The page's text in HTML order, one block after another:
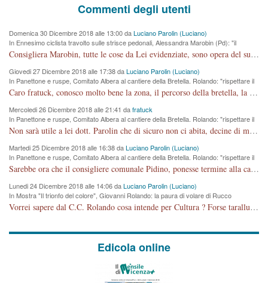
Commenti degli utenti
Domenica 30 Dicembre 2018 alle 13:00 daLuciano Parolin (Luciano)
In Ennesimo ciclista travolto sulle strisce pedonali, Alessandra Marobin (Pd): "il
Comune si svegli"
Consigliera Marobin, tutte le cose da Lei evidenziate, sono opera del suo ex Assessore e compagno di Partito Antonio Marco Dalla Pozza Assessore alla "progettazione" di piste ciclabili e altre porcherie. A lui manderei il conto da saldare per incidenti e danni alle persone. E' ora che "finiamola." Avete perso rassegnatevi. qui IL SINDACO RUCCO NON C'ENTRA PER NIENTE. CAPITO!!!!!!!! Amen.
Giovedi 27 Dicembre 2018 alle 17:38 daLuciano Parolin (Luciano)
In Panettone e ruspe, Comitato Albera al cantiere della Bretella. Rolando: "rispettare il
cronoprogramma"
Caro fratuck, conosco molto bene la zona, il percorso della bretella, la situazione dei cittadini, abito in Viale Trento. A partire dal 2003 ho partecipato al Comitato di Maddalene pro bretella, e a riunioni propositive per apportare modifiche al progetto. Numerose mie foto del territorio sono arrivate a Roma, altri miei interventi (non graditi dalla Sx) sono stati pubblicati dal GdV, assieme ad altri come Ciro Asproso, ora favorevole alla bretella. Ho partecipato alla raccolta firme per la chiusura della strada x 5 giorni eseguita dal Sindaco Hullwech per sforamento 180 Micro/g. Pertanto come impegno per la tematica sono apposto con la coscienza. Ora il Progetto è partito, fine! Voglio dire che la nuova Giunta "comunale" non c'entra più. L'opera sarà "malauguratamente" eseguita, ma non con il mio placet. Il Consigliere Comunale dovrebbe capire che la campagna elettorale è finita, con buona pace di tutti. Quello che invece dovrebbe interessare è la proprietà della strada, dall'uscita autostradale Ovest, sino alla Rotatoria dell'Albara, vi sono tre possessori: Autostrade SpA; La Provincia, il Comune. Come la mettiamo per il futuro ? I costi, da 50 sono saliti a 100 milioni di € come dire 20 milioni a KM (!) da non credere. Comunque si farà. Ma nessuno canti Vittoria, anzi meglio non farne un ulteriore fatto "partitico" per questioni elettorali o di seggio. Se mi manda la sua mail, sono disponibile ad inviare i documenti e le foto sopra descritte. Con ossequi, Luciano Parolin
Mercoledi 26 Dicembre 2018 alle 21:41 dafratuck
In Panettone e ruspe, Comitato Albera al cantiere della Bretella. Rolando: "rispettare il
cronoprogramma"
Non sarà utile a lei dott. Parolin che di sicuro non ci abita, decine di migliaia di TIR, automobili e padroncini che passano quotidianamente per una strada appena rotabile, non è più possibile stendere i panni, attraversare la strada senza rischiare la morte, le case stanno crepando, i tempi sono cambiati e la bretella non passerà assolutamente per maddalene (ma cosa sta a dire?!), dia invece responsabilità a chi ha costruito tagliando la strada che doveva invece terminare a isola vicentina e non al moracchino lasciando Motta di Costabissara ancora in panne di traffico. I tempi sono cambiati dottore e se l'anagrafe della vita stagna nell'essere umano impressioni conservatrici, la società non le considera perchè va avanti, si industrializza e ha bisogno di infrastrutture e di sviluppo. Ultima considerazione, se è geloso di Rolando perchè vede in lui solo campagne politiche mentre si difendono i SOLI diritti dei cittadini, la preghiamo faccia considerazioni più appropriate. Saluti e complimenti per i suoi scritti.
Martedi 25 Dicembre 2018 alle 16:38 daLuciano Parolin (Luciano)
In Panettone e ruspe, Comitato Albera al cantiere della Bretella. Rolando: "rispettare il
cronoprogramma"
Sarebbe ora che il consigliere comunale Pidino, ponesse termine alla campagna elettorale nel territorio del suo seggio Villaggio del Sole. La tiraca è iniziata, distruggerà 6 km di prateria ovest della città, ricca di fonti e sorgenti d'acqua. I cittadini di Maddalene non avranno più Pace la notte. Molta colpa per la costruzione di questa Strada è proprio del signor Rolando,dei suoi gazebo mobili e che vuol far passare questa opera VANDALICA come progetto "utile" a chi ? Non è cosa seria sig. Rolando!
Lunedi 24 Dicembre 2018 alle 14:06 daLuciano Parolin (Luciano)
In Mostra "Il trionfo del colore", Giovanni Rolando: la paura di volare di Rucco
Vorrei sapere dal C.C. Rolando cosa intende per Cultura ? Forse tarallucci, vino e sagre, o spaghetti tricolori del PD ? Il continuo (s)parlare della mostra a Palazzo Chiericati caro consigliere DANNEGGIA FORTEMENTE l'immagine della città TUTTA e fa deviare i consensi che in RUSSIA (badi bene ex U.R.S.S.) sono ECCELLENTI. A livello artistico l'evento è di alta Valenza culturale, COMPITO di Tutta la Cittadinanza fare il possibile per propagandare l'iniziativa senza farne UN CASO PARTITICO come fa Lei da sempre. Meno Gazebo + Partecipazione! E così sia. Amen.
Edicola online